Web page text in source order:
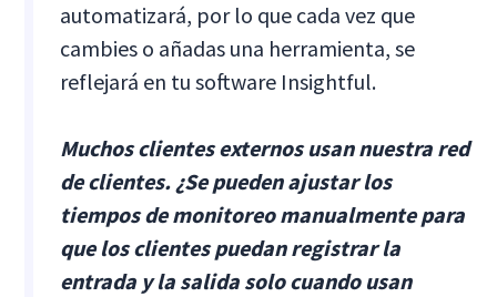
automatizará, por lo que cada vez que
cambies o añadas una herramienta, se
reflejará en tu software Insightful.
Muchos clientes externos usan nuestra red
de clientes. ¿Se pueden ajustar los
tiempos de monitoreo manualmente para
que los clientes puedan registrar la
entrada y la salida solo cuando usan